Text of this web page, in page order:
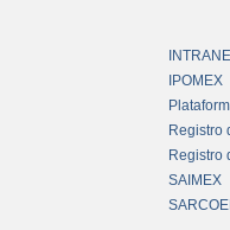
IPOMEX
Registro
Registro
SAIMEX